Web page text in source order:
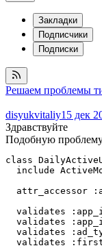
Закладки
Подписчики
Подписки
Решаем проблемы
disyukvitaliy15 дек
Здравствуйте
Подобную
class
include
attr_accessor
validates
validates
validates
validates